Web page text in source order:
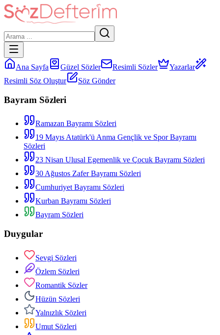
Ana Sayfa Güzel Sözler Resimli Sözler
Yazarlar
Resimli Söz Oluştur
Söz Gönder
Bayram Sözleri
Ramazan Bayramı Sözleri
19 Mayıs Atatürk'ü Anma Gençlik ve Spor Bayramı
Sözleri
23 Nisan Ulusal Egemenlik ve Çocuk Bayramı Sözleri
30 Ağustos Zafer Bayramı Sözleri
Cumhuriyet Bayramı Sözleri
Kurban Bayramı Sözleri
Bayram Sözleri
Duygular
Sevgi Sözleri
Özlem Sözleri
Romantik Sözler
Hüzün Sözleri
Yalnızlık Sözleri
Umut Sözleri